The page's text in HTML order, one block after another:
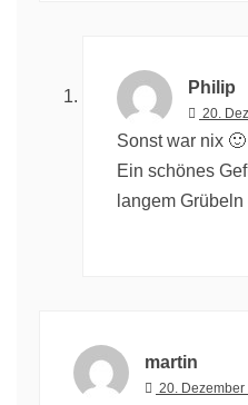
Philip
20.
Sonst war nix 🙂
Ein schönes
langem
martin
20.